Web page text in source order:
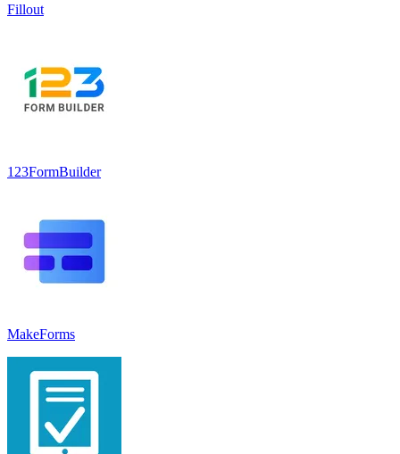
Fillout
123FormBuilder
MakeForms